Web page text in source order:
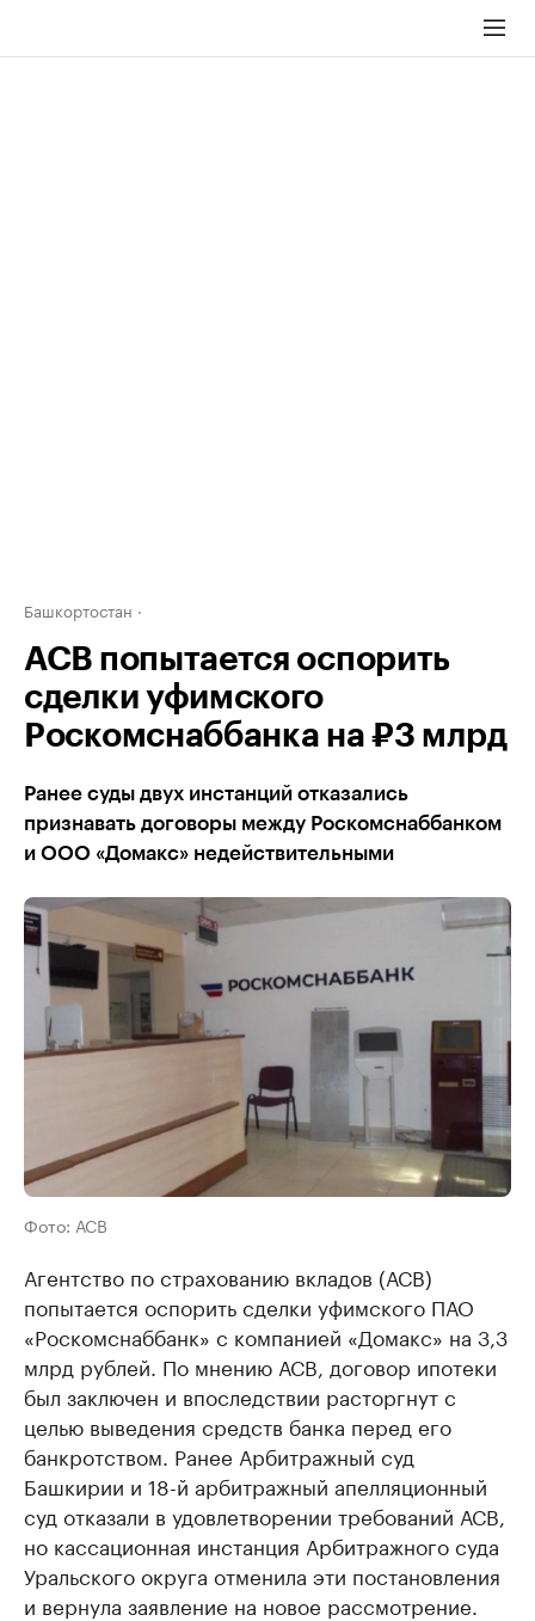
Башкортостан
АСВ попытается оспорить
сделки уфимского
Роскомснаббанка на ₽3 млрд
Ранее суды двух инстанций отказались
признавать договоры между Роскомснаббанком
и ООО «Домакс» недействительными
Фото: АСВ
Агентство по страхованию вкладов (АСВ)
попытается оспорить сделки уфимского ПАО
«Роскомснаббанк» с компанией «Домакс» на 3,3
млрд рублей. По мнению АСВ, договор ипотеки
был заключен и впоследствии расторгнут с
целью выведения средств банка перед его
банкротством. Ранее Арбитражный суд
Башкирии и 18-й арбитражный апелляционный
суд отказали в удовлетворении требований АСВ,
но кассационная инстанция Арбитражного суда
Уральского округа отменила эти постановления
и вернула заявление на новое рассмотрение.